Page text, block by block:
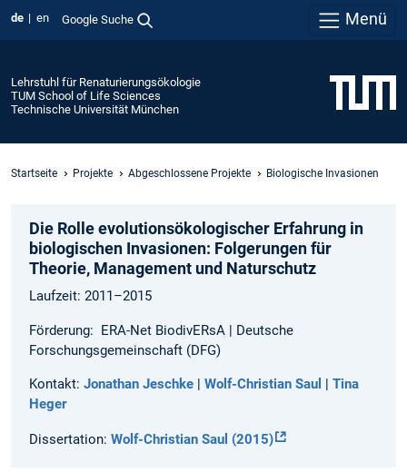
de en Google Suche Menü
Lehrstuhl für Renaturierungsökologie
TUM School of Life Sciences
Technische Universität München
Startseite Projekte Abgeschlossene Projekte Biologische Invasionen
Die Rolle evolutionsökologischer Erfahrung in
biologischen Invasionen: Folgerungen für
Theorie, Management und Naturschutz
Laufzeit: 2011–2015
Förderung: ERA-Net BiodivERsA | Deutsche
Forschungsgemeinschaft (DFG)
Kontakt: Jonathan Jeschke | Wolf-Christian Saul | Tina
Heger
Dissertation: Wolf-Christian Saul (2015)